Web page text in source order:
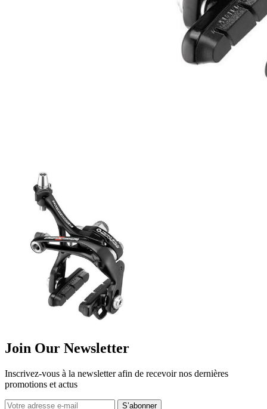
Join Our Newsletter
Inscrivez-vous à la newsletter afin de recevoir nos dernières
promotions et actus